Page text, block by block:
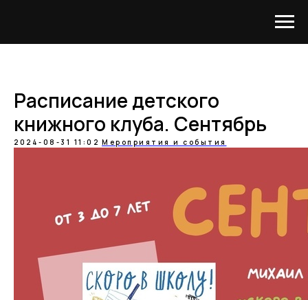
Расписание детского
книжного клуба. Сентябрь
2024-08-31 11:02 Мероприятия и события